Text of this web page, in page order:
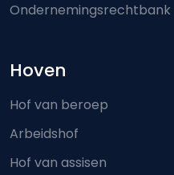
Ondernemingsrechtbank
Hoven
Hof van beroep
Arbeidshof
Hof van assisen